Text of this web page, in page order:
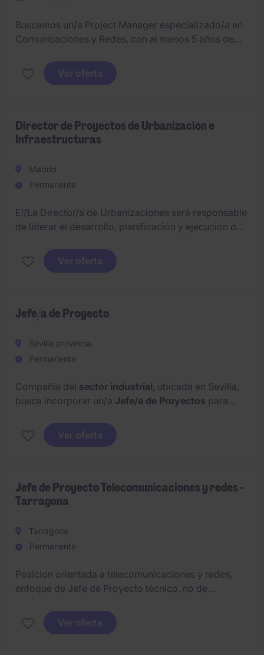
Buscamos un/a Project Manager especializado/a en
Comunicaciones y Redes, con al menos 5 años de
responsable de la gestión integral del ciclo de vida
del proyecto, asegurando calidad, plazos y
Ver oferta
Director de Proyectos de Urbanización e
Infraestructuras
Madrid
Permanente
El/La Director/a de Urbanizaciones será responsable
de liderar el desarrollo, planificación y ejecución de
garantizando el cumplimiento de plazos, costes,
calidad y normativa. Actuará como figura clave de
Ver oferta
Jefe/a de Proyecto
Sevilla provincia
Permanente
Compañía del sector industrial, ubicada en Sevilla,
busca incorporar un/a Jefe/a de Proyectos para
proyectos industriales, asegurando el cumplimiento
de plazos, costes, calidad y seguridad.
Ver oferta
Jefe de Proyecto Telecomunicaciones y redes -
Tarragona
Tarragona
Permanente
Posicion orientada a telecomunicaciones y redes,
enfoque de Jefe de Proyecto técnico, no de
Ver oferta